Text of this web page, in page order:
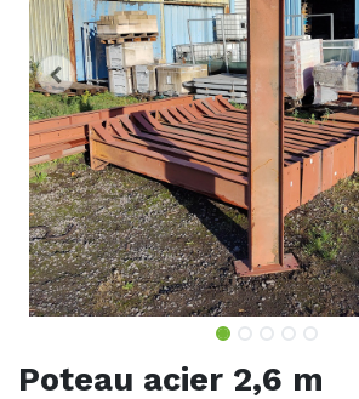
Poteau acier 2,6 m